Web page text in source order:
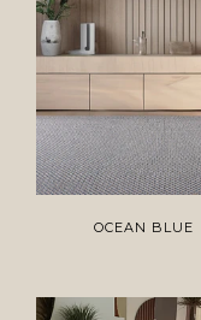
OCEAN BLUE